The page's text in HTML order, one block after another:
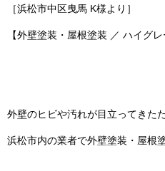
［浜松市中区曳馬 K様より］
【外壁塗装・屋根塗装 ／ ハイグ
外壁のヒビや汚れが目立ってきたた
浜松市内の業者で外壁塗装・屋根